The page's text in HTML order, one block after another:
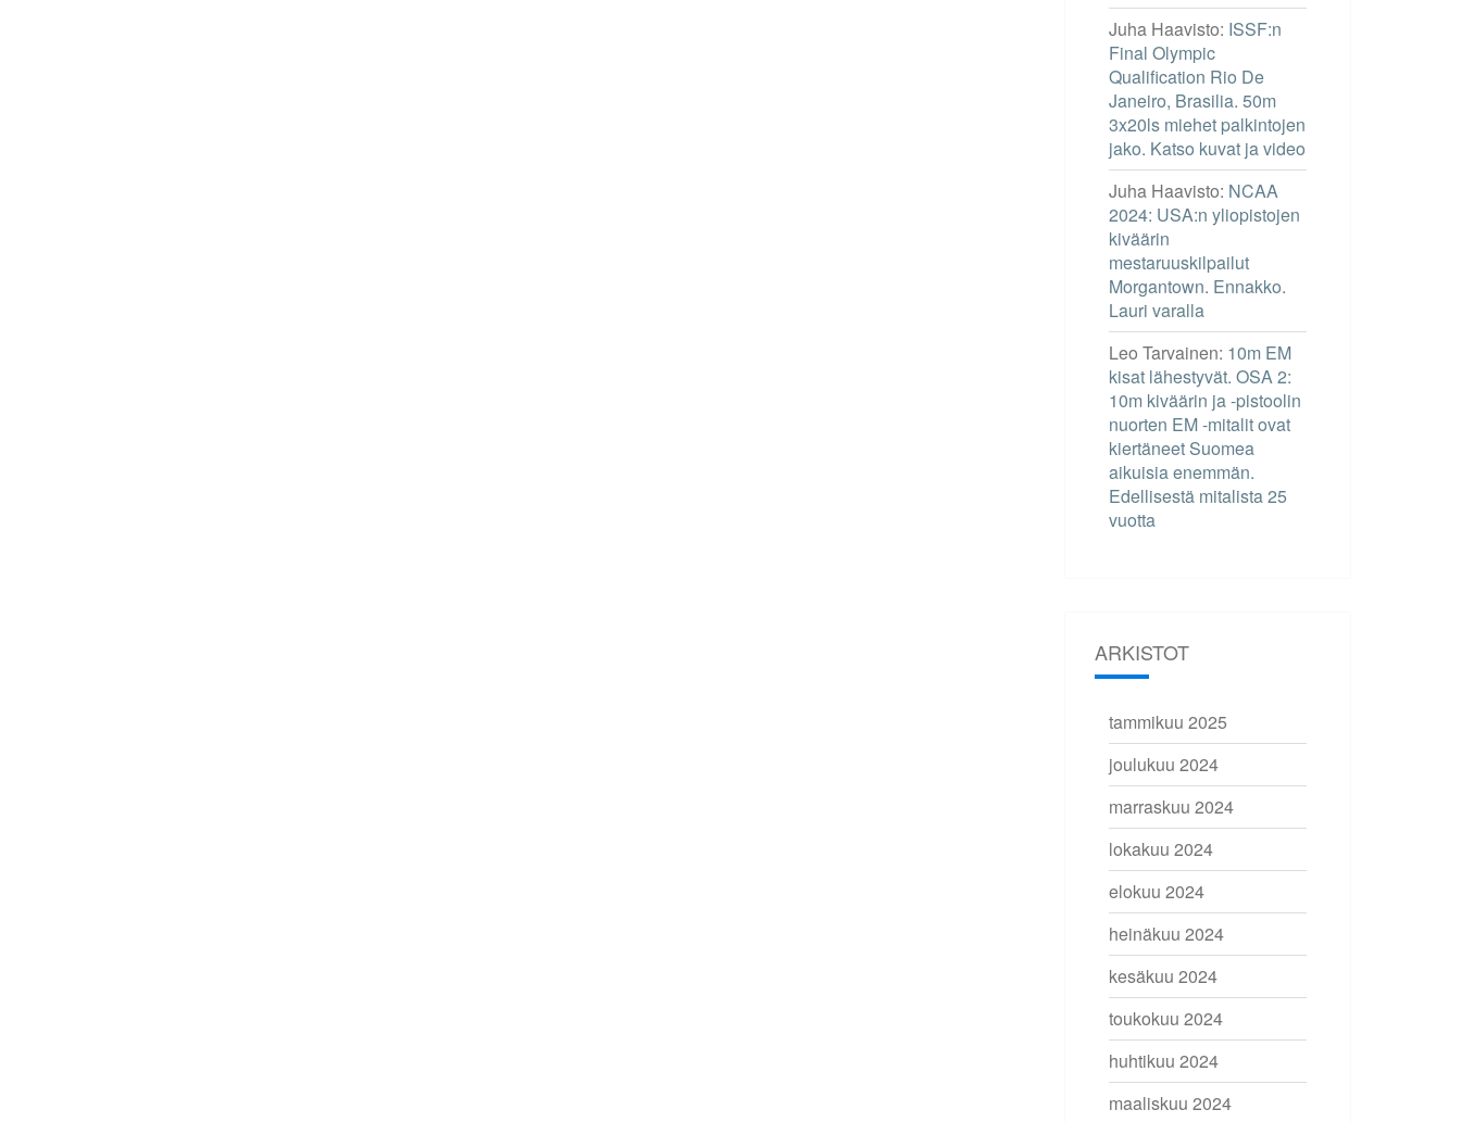
Juha Haavisto: ISSF:n
Final Olympic
Qualification Rio De
Janeiro, Brasilia. 50m
3x20ls miehet palkintojen
jako. Katso kuvat ja video
Juha Haavisto: NCAA
2024: USA:n yliopistojen
kiväärin
mestaruuskilpailut
Morgantown. Ennakko.
Lauri varalla
Leo Tarvainen: 10m EM
kisat lähestyvät. OSA 2:
10m kiväärin ja -pistoolin
nuorten EM -mitalit ovat
kiertäneet Suomea
aikuisia enemmän.
Edellisestä mitalista 25
vuotta
ARKISTOT
tammikuu 2025
joulukuu 2024
marraskuu 2024
lokakuu 2024
elokuu 2024
heinäkuu 2024
kesäkuu 2024
toukokuu 2024
huhtikuu 2024
maaliskuu 2024